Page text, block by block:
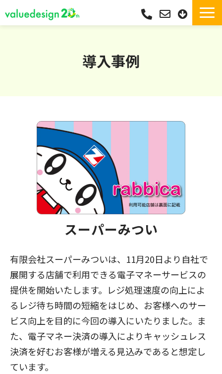
選ばれる理由
サポート
活用シーン
コラム
よくあるご質問
導入事例
スーパーみつい
有限会社スーパーみついは、11月20日より自社で
展開する店舗で利用できる電子マネーサービスの
提供を開始いたします。レジ処理速度の向上によ
るレジ待ち時間の短縮をはじめ、お客様へのサー
ビス向上を目的に今回の導入にいたりました。ま
た、電子マネー決済の導入によりキャッシュレス
決済を好むお客様が増える見込みであると想定し
ています。